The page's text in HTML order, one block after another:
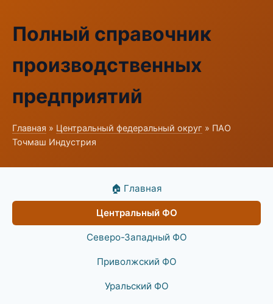
Полный справочник
производственных
предприятий
Главная » Центральный федеральный округ » ПАО
Точмаш Индустрия
🏠 Главная
Центральный ФО
Северо-Западный ФО
Приволжский ФО
Уральский ФО